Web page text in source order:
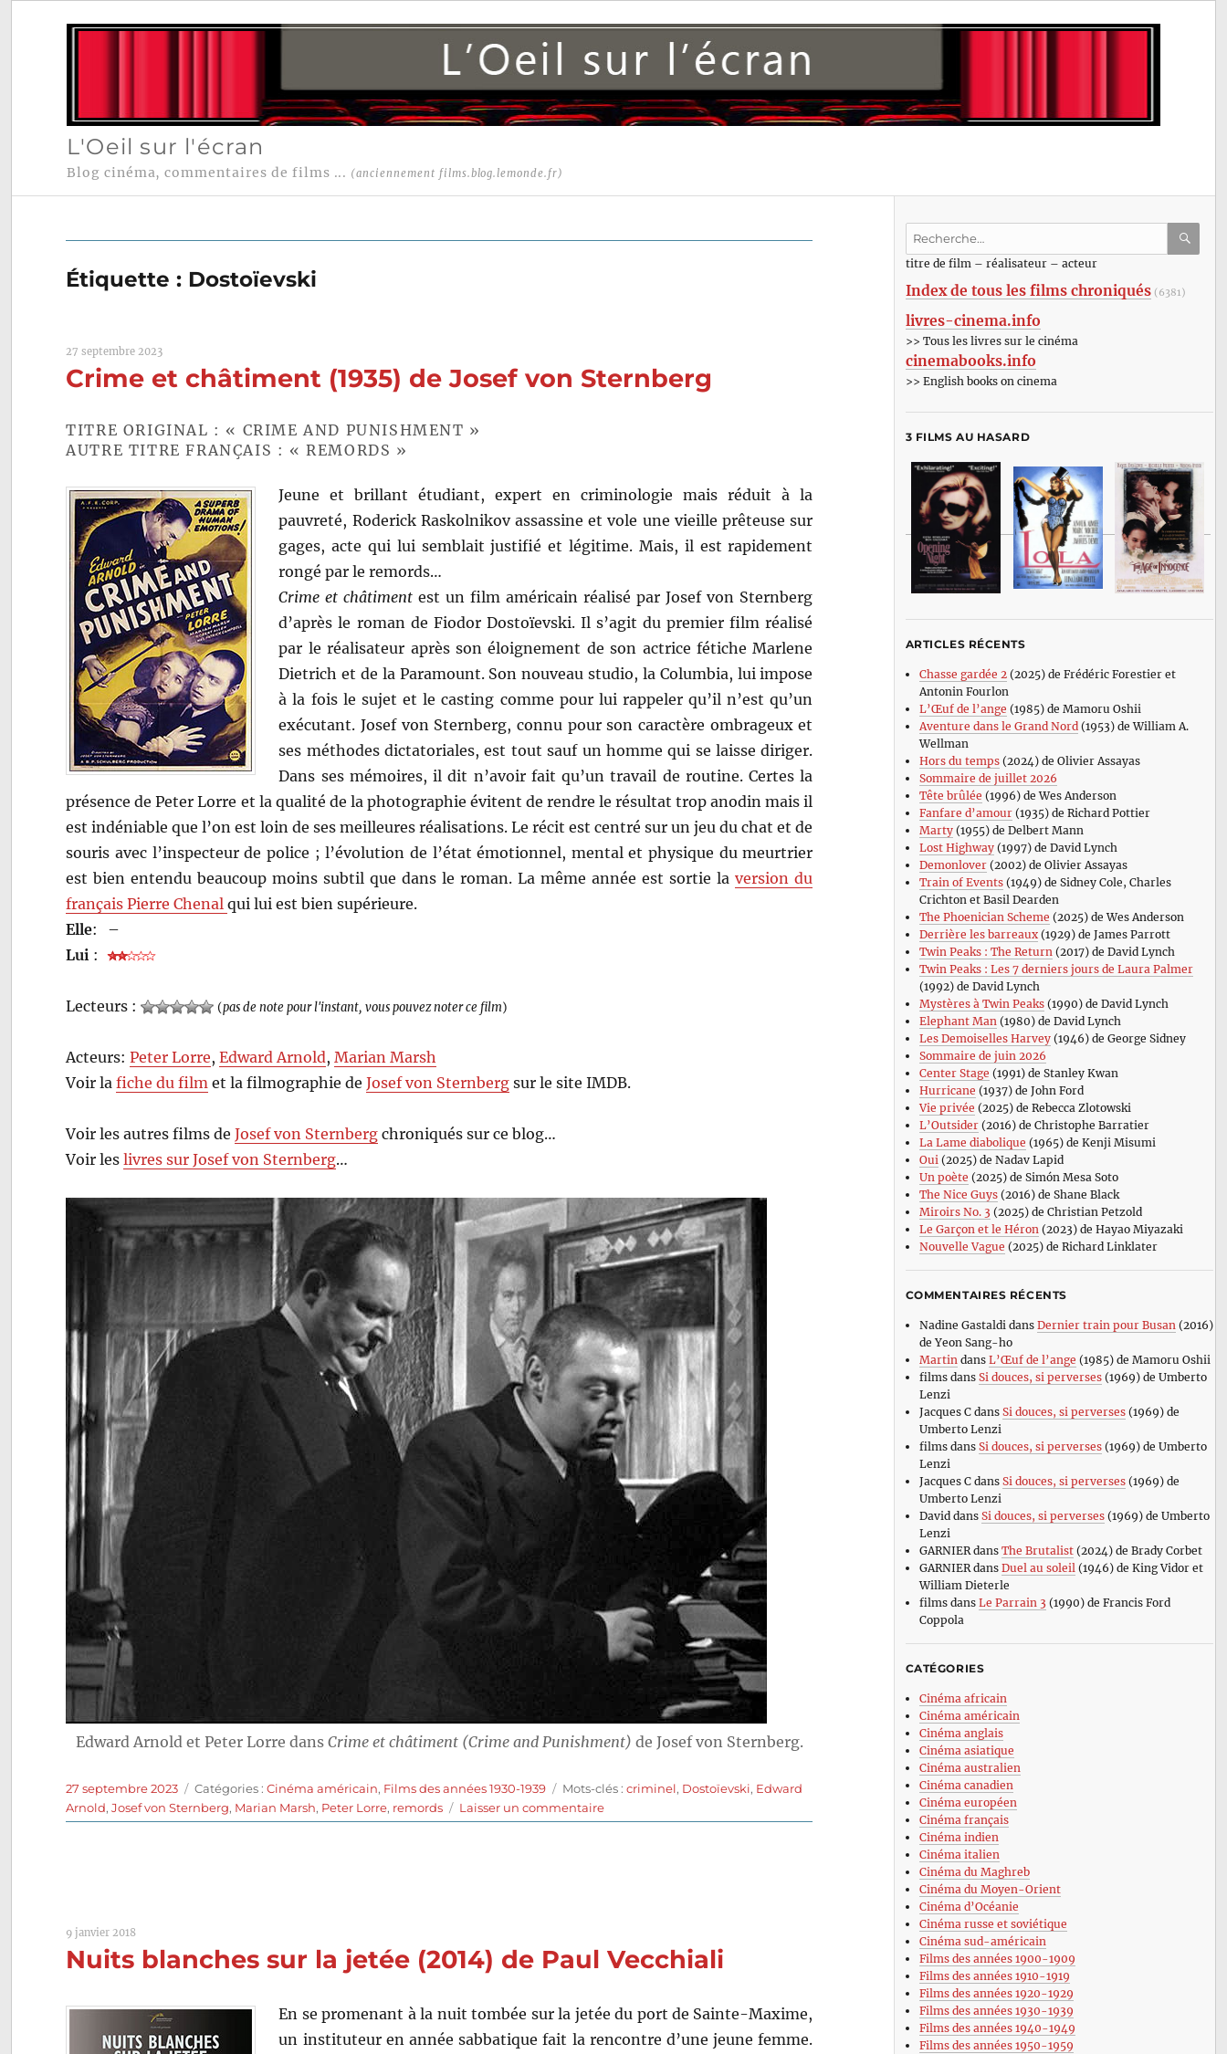
L'Oeil sur l'écran
Blog cinéma, commentaires de films ... (anciennement films.blog.lemonde.fr)
Étiquette : Dostoïevski
27 septembre 2023
Crime et châtiment (1935) de Josef von Sternberg
TITRE ORIGINAL : « CRIME AND PUNISHMENT »
AUTRE TITRE FRANÇAIS : « REMORDS »
Jeune et brillant étudiant, expert en criminologie mais réduit à la
pauvreté, Roderick Raskolnikov assassine et vole une vieille prêteuse sur
gages, acte qui lui semblait justifié et légitime. Mais, il est rapidement
rongé par le remords…
Crime et châtiment est un film américain réalisé par Josef von Sternberg
d’après le roman de Fiodor Dostoïevski. Il s’agit du premier film réalisé
par le réalisateur après son éloignement de son actrice fétiche Marlene
Dietrich et de la Paramount. Son nouveau studio, la Columbia, lui impose
à la fois le sujet et le casting comme pour lui rappeler qu’il n’est qu’un
exécutant. Josef von Sternberg, connu pour son caractère ombrageux et
ses méthodes dictatoriales, est tout sauf un homme qui se laisse diriger.
Dans ses mémoires, il dit n’avoir fait qu’un travail de routine. Certes la
présence de Peter Lorre et la qualité de la photographie évitent de rendre le résultat trop anodin mais il
est indéniable que l’on est loin de ses meilleures réalisations. Le récit est centré sur un jeu du chat et de
souris avec l’inspecteur de police ; l’évolution de l’état émotionnel, mental et physique du meurtrier
est bien entendu beaucoup moins subtil que dans le roman. La même année est sortie laversion du
français Pierre Chenalqui lui est bien supérieure.
Elle:
–
Lui :
Lecteurs : (pas de note pour l'instant, vous pouvez noter ce film)
Acteurs:Peter Lorre,Edward Arnold,Marian Marsh
Voir lafiche du film et la filmographie deJosef von Sternberg sur le site IMDB.
Voir les autres films deJosef von Sternberg chroniqués sur ce blog…
Voir leslivres sur Josef von Sternberg…
Edward Arnold et Peter Lorre dans Crime et châtiment (Crime and Punishment) de Josef von Sternberg.
Publié
le
27 septembre 2023 Catégories
Catégories :Cinéma américain, Films des années 1930-1939 Étiquettes
Mots-clés :criminel, Dostoïevski, Edward
Arnold,Josef von Sternberg, Marian Marsh, Peter Lorre, remords Laisser un commentairesur
Crime
Sternberg
9 janvier 2018
Nuits blanches sur la jetée (2014) de Paul Vecchiali
En se promenant à la nuit tombée sur la jetée du port de Sainte-Maxime,
un instituteur en année sabbatique fait la rencontre d’une jeune femme.
Recherche
:titre de film – réalisateur – acteur
Index de tous les films chroniqués (6381)
livres-cinema.info
>> Tous les livres sur le cinéma
cinemabooks.info
>> English books on cinema
3 FILMS AU HASARD
ARTICLES RÉCENTS
Chasse gardée 2(2025) de Frédéric Forestier et
Antonin Fourlon
L’Œuf de l’ange (1985) de Mamoru Oshii
Aventure dans le Grand Nord(1953) de William A.
Wellman
Hors du temps(2024) de Olivier Assayas
Sommaire de juillet 2026
Tête brûlée (1996) de Wes Anderson
Fanfare d’amour(1935) de Richard Pottier
Marty(1955) de Delbert Mann
Lost Highway(1997) de David Lynch
Demonlover(2002) de Olivier Assayas
Train of Events(1949) de Sidney Cole, Charles
Crichton et Basil Dearden
The Phoenician Scheme (2025) de Wes Anderson
Derrière les barreaux(1929) de James Parrott
Twin Peaks : The Return(2017) de David Lynch
Twin Peaks : Les 7 derniers jours de Laura Palmer
(1992) de David Lynch
Mystères à Twin Peaks(1990) de David Lynch
Elephant Man(1980) de David Lynch
Les Demoiselles Harvey(1946) de George Sidney
Sommaire de juin 2026
Center Stage (1991) de Stanley Kwan
Hurricane (1937) de John Ford
Vie privée (2025) de Rebecca Zlotowski
L’Outsider(2016) de Christophe Barratier
La Lame diabolique (1965) de Kenji Misumi
Oui(2025) de Nadav Lapid
Un poète (2025) de Simón Mesa Soto
The Nice Guys(2016) de Shane Black
Miroirs No. 3 (2025) de Christian Petzold
Le Garçon et le Héron(2023) de Hayao Miyazaki
Nouvelle Vague (2025) de Richard Linklater
COMMENTAIRES RÉCENTS
Nadine Gastaldi dans Dernier train pour Busan (2016)
de Yeon Sang-ho
Martin dans L’Œuf de l’ange (1985) de Mamoru Oshii
filmsdans Si douces, si perverses(1969) de Umberto
Lenzi
Jacques Cdans Si douces, si perverses(1969) de
Umberto Lenzi
filmsdans Si douces, si perverses(1969) de Umberto
Lenzi
Jacques Cdans Si douces, si perverses(1969) de
Umberto Lenzi
David dans Si douces, si perverses(1969) de Umberto
Lenzi
GARNIERdans The Brutalist(2024) de Brady Corbet
GARNIERdans Duel au soleil (1946) de King Vidor et
William Dieterle
filmsdans Le Parrain 3 (1990) de Francis Ford
Coppola
CATÉGORIES
Cinéma africain
Cinéma américain
Cinéma anglais
Cinéma asiatique
Cinéma australien
Cinéma canadien
Cinéma européen
Cinéma français
Cinéma indien
Cinéma italien
Cinéma du Maghreb
Cinéma du Moyen-Orient
Cinéma d’Océanie
Cinéma russe et soviétique
Cinéma sud-américain
Films des années 1900-1909
Films des années 1910-1919
Films des années 1920-1929
Films des années 1930-1939
Films des années 1940-1949
Films des années 1950-1959